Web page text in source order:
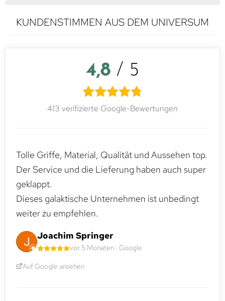
KUNDENSTIMMEN AUS DEM UNIVERSUM
4,8 / 5
413 verifizierte Google-Bewertungen
Tolle Griffe, Material, Qualität und Aussehen top.
Der Service und die Lieferung haben auch super
geklappt.
Dieses galaktische Unternehmen ist unbedingt
weiter zu empfehlen.
Joachim Springer
vor 5 Monaten · Google
Auf Google ansehen